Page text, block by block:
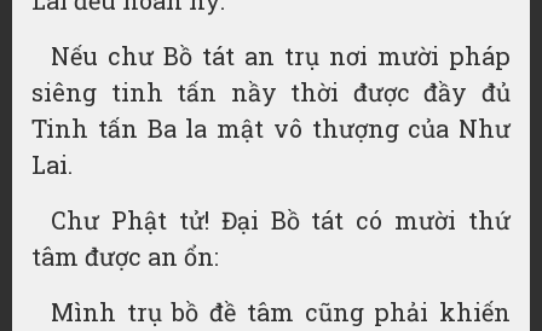
Nếu chư Bồ tát an trụ nơi mười pháp
siêng tinh tấn nầy thời được đầy đủ
Tinh tấn Ba la mật vô thượng của Như
Lai.
Chư Phật tử! Đại Bồ tát có mười thứ
tâm được an ổn:
Mình trụ bồ đề tâm cũng phải khiến